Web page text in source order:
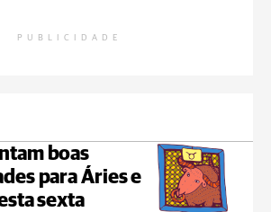
PUBLICIDADE
boas
para Áries e
sexta